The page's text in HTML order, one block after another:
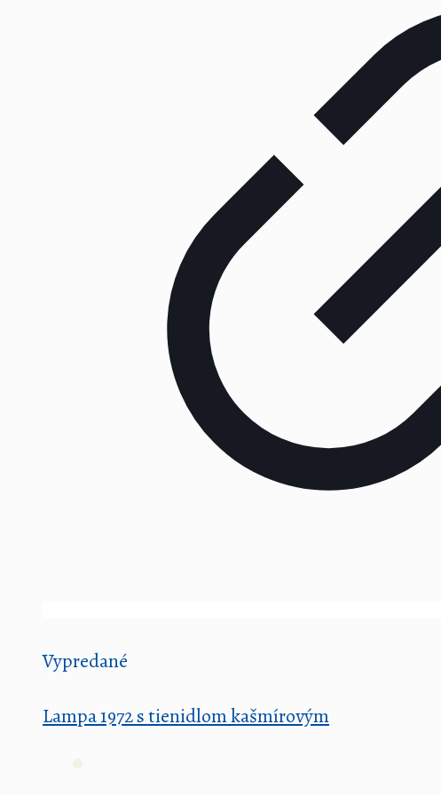
Vypredané
Lampa 1972 s tienidlom kašmírovým